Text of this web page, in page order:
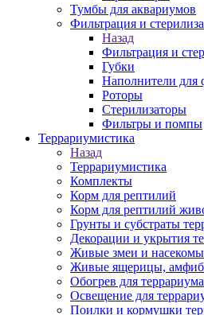
Тумбы для аквариумов
Фильтрация и
Назад
Фильтрация и
Губки
Наполнители для
Роторы
Стерилизаторы
Фильтры и помпы
Террариумистика
Назад
Террариумистика
Комплекты
Корм для рептилий
Корм для рептилий
Грунты и субстраты
Декорации и укрытия
Живые змеи и
Живые ящерицы,
Обогрев для террариума
Освещение для
Поилки и кормушки